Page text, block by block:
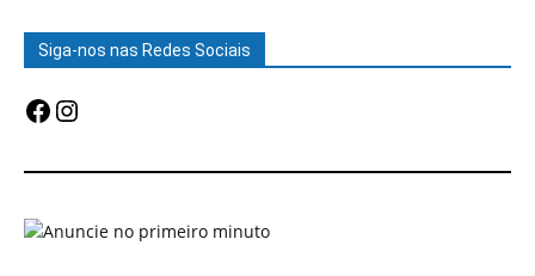
Siga-nos nas Redes Sociais
Facebook
Instagram